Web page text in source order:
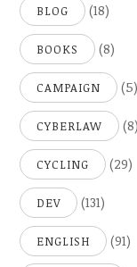
BLOG (18)
BOOKS (8)
CAMPAIGN (5)
CYBERLAW (8)
CYCLING (29)
DEV (131)
ENGLISH (91)